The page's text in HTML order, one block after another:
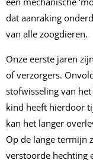
dat aanraking
van alle zoogdieren.
Onze eerste jaren
of verzorgers.
stofwisseling van
kind heeft hierdoor
kan het langer
Op de lange termijn
verstoorde hechting